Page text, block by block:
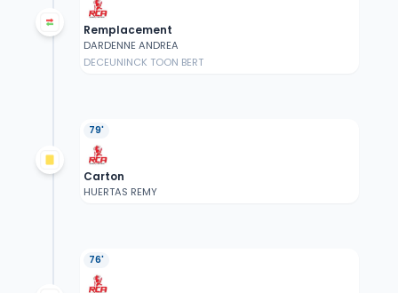
Remplacement
DARDENNE ANDREA
DECEUNINCK TOON BERT
79'
Carton
HUERTAS REMY
76'